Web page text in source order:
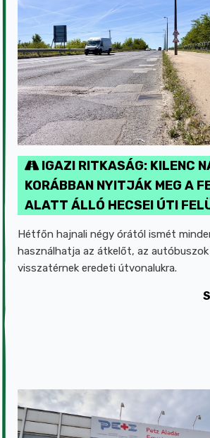
IGAZI RITKASÁG: KILENC
KORÁBBAN NYITJÁK MEG A
ALATT ÁLLÓ HECSEI ÚTI
Hétfőn hajnali négy órától ismét
használhatja az átkelőt, az autóbuszok
visszatérnek eredeti útvonalukra.